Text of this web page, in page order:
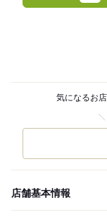
気になるお
店舗基本情報